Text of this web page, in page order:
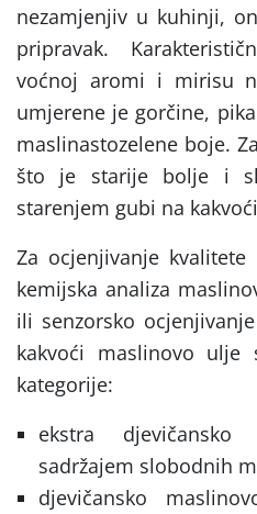
nezamjenjiv u kuhinji,
pripravak.
voćnoj aromi i mirisu
umjerene je gorčine,
maslinastozelene boje.
što je starije bolje i
starenjem gubi na
Za ocjenjivanje
kemijska analiza
ili senzorsko
kakvoći maslinovo ulje
kategorije:
ekstra
sadržajem slobodnih
djevičansko